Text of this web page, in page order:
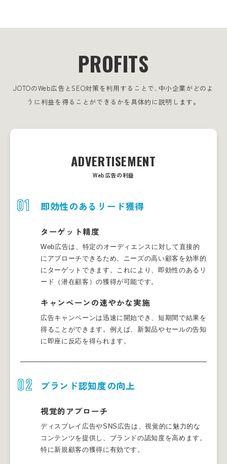
PROFITS
JOTOのWeb広告とSEO対策を利用することで､ 中小企業がどのよ
うに利益を得ることができるかを具体的に説明します。
ADVERTISEMENT
Web広告の利益
01 即効性のあるリード獲得
ターゲット精度
Web広告は、特定のオーディエンスに対して直接的
にアプローチできるため、ニーズの高い顧客を効率的
にターゲットできます。これにより、即効性のあるリ
ード（潜在顧客）の獲得が可能です。
キャンペーンの速やかな実施
広告キャンペーンは迅速に開始でき、短期間で結果を
得ることができます。例えば、新製品やセールの告知
に即座に反応を得られます。
02 ブランド認知度の向上
視覚的アプローチ
ディスプレイ広告やSNS広告は、視覚的に魅力的な
コンテンツを提供し、ブランドの認知度を高めます。
特に新規顧客の獲得に有効です。